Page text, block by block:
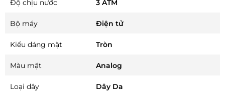
Độ chịu nước 3 ATM
Bộ máy Điện tử
Kiểu dáng mặt Tròn
Màu mặt Analog
Loại dây Dây Da